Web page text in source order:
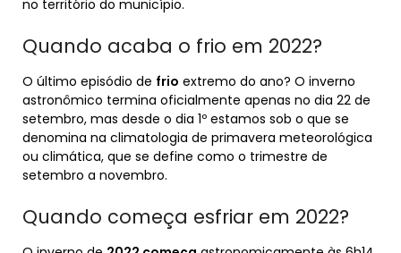
no território do município.
Quando acaba o frio em 2022?
O último episódio de frio extremo do ano? O inverno
astronômico termina oficialmente apenas no dia 22 de
setembro, mas desde o dia 1º estamos sob o que se
denomina na climatologia de primavera meteorológica
ou climática, que se define como o trimestre de
setembro a novembro.
Quando começa esfriar em 2022?